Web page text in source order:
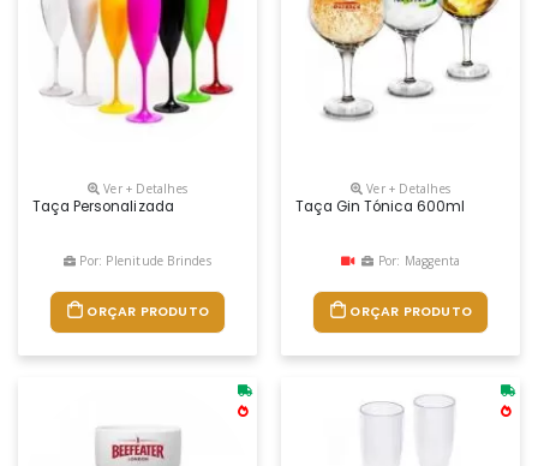
Ver + Detalhes
Taça Personalizada
Por: Plenitude Brindes
ORÇAR PRODUTO
Ver + Detalhes
Taça Gin Tónica 600ml
Por: Maggenta
ORÇAR PRODUTO